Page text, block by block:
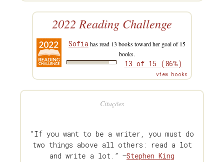
2022 Reading Challenge
Sofiahas read 13 books toward her goal of 15
books.
13 of 15 (86%)
view books
Citações
“If you want to be a writer, you must do
two things above all others: read a lot
and write a lot.” —Stephen King